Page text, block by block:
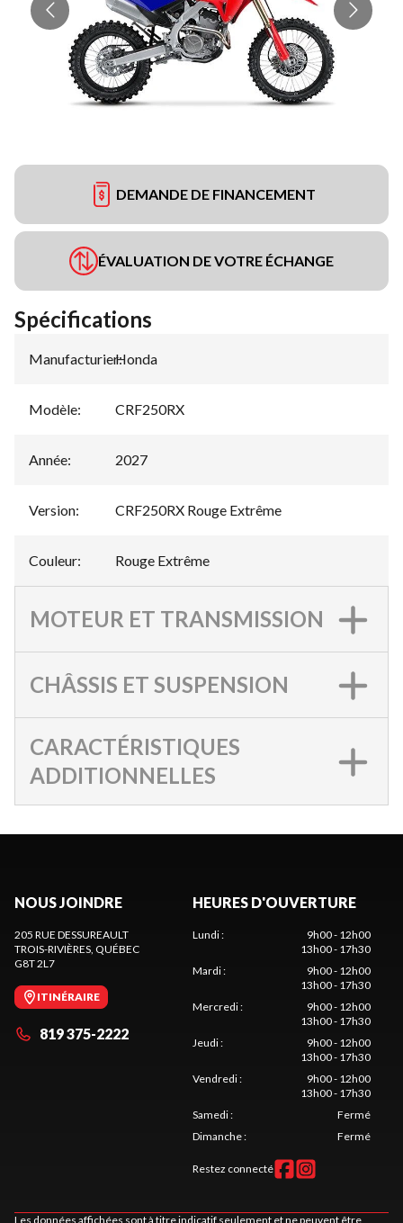
DEMANDE DE FINANCEMENT
ÉVALUATION DE VOTRE ÉCHANGE
Spécifications
Manufacturier:
Honda
Modèle: CRF250RX
Année: 2027
Version: CRF250RX Rouge Extrême
Couleur: Rouge Extrême
MOTEUR ET TRANSMISSION
CHÂSSIS ET SUSPENSION
CARACTÉRISTIQUES
ADDITIONNELLES
NOUS JOINDRE
205 RUE DESSUREAULT
TROIS-RIVIÈRES, QUÉBEC
G8T 2L7
ITINÉRAIRE
819 375-2222
HEURES D'OUVERTURE
Lundi:
9h00 - 12h00
13h00 - 17h30
Mardi:
9h00 - 12h00
13h00 - 17h30
Mercredi:
9h00 - 12h00
13h00 - 17h30
Jeudi:
9h00 - 12h00
13h00 - 17h30
Vendredi:
9h00 - 12h00
13h00 - 17h30
Samedi:
Fermé
Dimanche: Fermé
Restez connecté
Les données affichées sont à titre indicatif seulement et ne peuvent être